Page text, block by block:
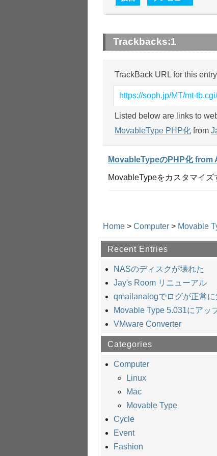
Trackbacks:1
TrackBack URL for this entry
https://soph.jp/MT/mt-
Listed below are links to
MovableType PHP化 from
MovableTypeのPHP化 from
MovableTypeをカスタマイ
Home > Computer > Movable
Recent Entries
NASのディスクが壊れた
Jay's Room リニューアル
qmailanalogでログが正常
Movable Type 5.031にアッ
VMware Converter
Categories
Computer
Linux
Mac
Movable Type
Cycle
Event
Fashion